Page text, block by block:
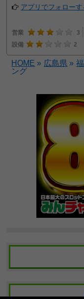
アプリでフォローす
営業 3
設備
2
HOME » 広島県 »
ング